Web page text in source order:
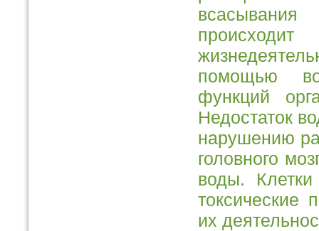
помощью
функций
Недостаток
нарушению
головного
воды. Клетки
токсические
их